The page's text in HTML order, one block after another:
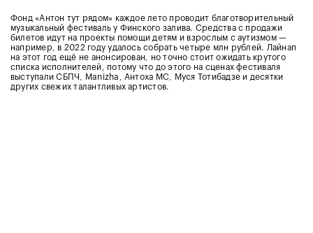
Фонд «Антон тут рядом» каждое лето проводит благотворительный
музыкальный фестиваль у Финского залива. Средства с продажи
билетов идут на проекты помощи детям и взрослым с аутизмом —
например, в 2022 году удалось собрать четыре млн рублей. Лайнап
на этот год ещё не анонсирован, но точно стоит ожидать крутого
списка исполнителей, потому что до этого на сценах фестиваля
выступали СБПЧ, Manizha, Антоха МС, Муся Тотибадзе и десятки
других свежих талантливых артистов.